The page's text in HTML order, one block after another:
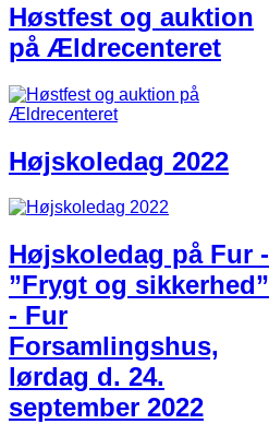
Høstfest og auktion
på Ældrecenteret
Højskoledag 2022
Højskoledag på Fur -
”Frygt og sikkerhed”
- Fur
Forsamlingshus,
lørdag d. 24.
september 2022